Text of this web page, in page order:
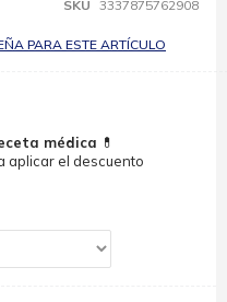
SKU 3337875762908
PARA ESTE ARTÍCULO
médica 💊
aplicar el descuento